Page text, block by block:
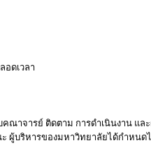
อดเวลา
ณาจารย์ ติดตาม การดำเนินงาน แล
ผู้บริหารของมหาวิทยาลัยได้กำหนด